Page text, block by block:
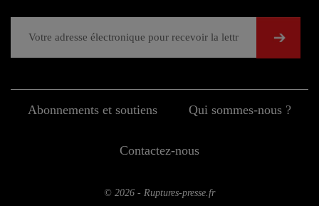
Abonnements et soutiens Qui sommes-nous ?
Contactez-nous
© 2026 - Ruptures-presse.fr